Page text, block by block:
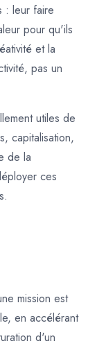
: leur faire
pour qu'ils
et la
pas un
utiles de
capitalisation,
de la
ces
mission est
en accélérant
d'un